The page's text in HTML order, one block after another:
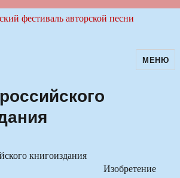
фестиваль авторскойМЕНЮ
Изобретение